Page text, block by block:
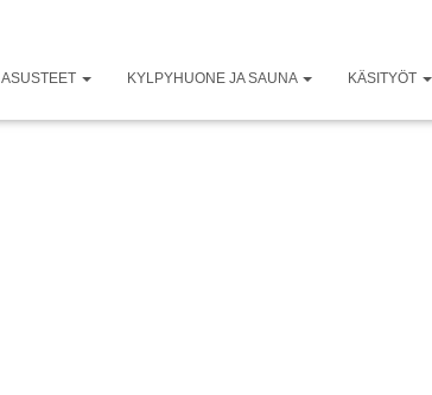
ASUSTEET KYLPYHUONE JA SAUNA KÄSITYÖT